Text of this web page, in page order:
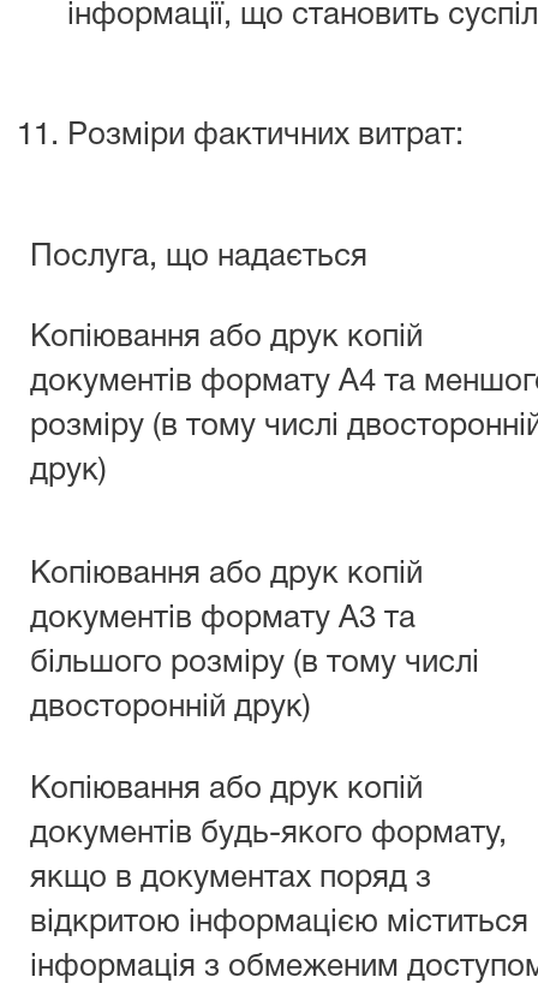
інформації, що становить
Розміри фактичних витрат:
Послуга, що надається
Копіювання або друк копій
документів формату А4 та
розміру (в тому числі
друк)
Копіювання або друк копій
документів формату А3 та
більшого розміру (в тому числі
двосторонній друк)
Копіювання або друк копій
документів будь-якого формату,
якщо в документах поряд з
відкритою інформацією міститься
інформація з обмеженим